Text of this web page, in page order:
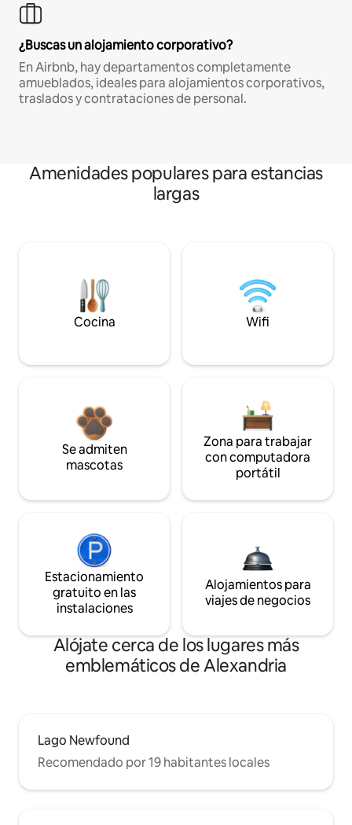
¿Buscas un alojamiento corporativo?
En Airbnb, hay departamentos completamente
amueblados, ideales para alojamientos corporativos,
traslados y contrataciones de personal.
Amenidades populares para estancias
largas
Cocina Wifi
Se admiten
mascotas
Zona para trabajar
con computadora
portátil
Estacionamiento
gratuito en las
instalaciones
Alojamientos para
viajes de negocios
Alójate cerca de los lugares más
emblemáticos de Alexandria
Lago Newfound
Recomendado por 19 habitantes locales